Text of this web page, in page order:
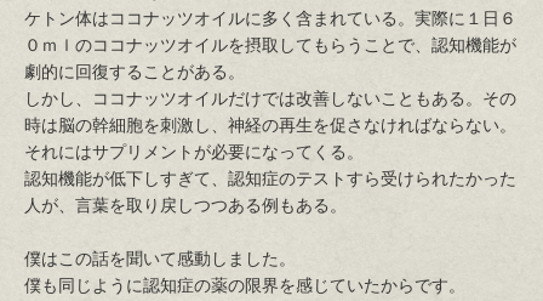
ケトン体はココナッツオイルに多く含まれている。実際に１日６
０ｍｌのココナッツオイルを摂取してもらうことで、認知機能が
劇的に回復することがある。
しかし、ココナッツオイルだけでは改善しないこともある。その
時は脳の幹細胞を刺激し、神経の再生を促さなければならない。
それにはサプリメントが必要になってくる。
認知機能が低下しすぎて、認知症のテストすら受けられたかった
人が、言葉を取り戻しつつある例もある。
僕はこの話を聞いて感動しました。
僕も同じように認知症の薬の限界を感じていたからです。